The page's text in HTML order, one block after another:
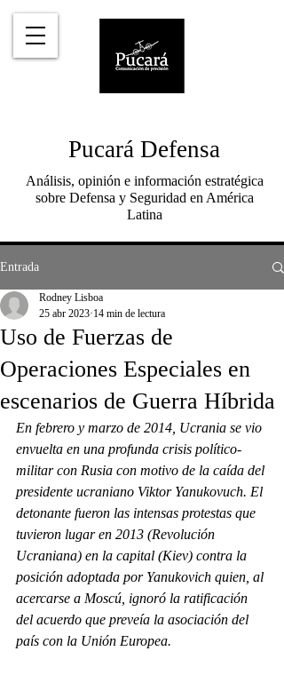
Pucará Defensa
Análisis, opinión e información estratégica
sobre Defensa y Seguridad en América
Latina
Entrada
Uso de Fuerzas de
Operaciones Especiales en
escenarios de Guerra Híbrida
Rodney Lisboa
25 abr 2023 14 min de lectura
En febrero y marzo de 2014, Ucrania se vio
envuelta en una profunda crisis político-
militar con Rusia con motivo de la caída del
presidente ucraniano Viktor Yanukovuch. El
detonante fueron las intensas protestas que
tuvieron lugar en 2013 (Revolución
Ucraniana) en la capital (Kiev) contra la
posición adoptada por Yanukovich quien, al
acercarse a Moscú, ignoró la ratificación
del acuerdo que preveía la asociación del
país con la Unión Europea.